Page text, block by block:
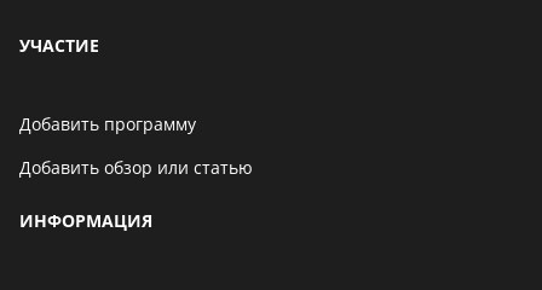
УЧАСТИЕ
Добавить программу
Добавить обзор или статью
ИНФОРМАЦИЯ